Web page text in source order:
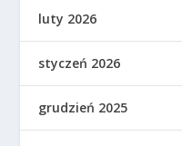
luty 2026
styczeń 2026
grudzień 2025